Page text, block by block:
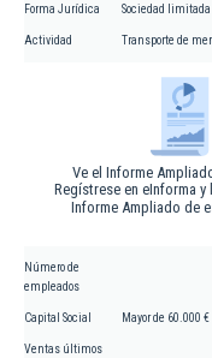
Forma Jurídica Sociedad limitada
Actividad Transporte de
Ve el Informe
Regístrese en eInforma y
Informe Ampliado de
Número de
empleados
Capital Social Mayor de 60.000 €
Ventas últimos